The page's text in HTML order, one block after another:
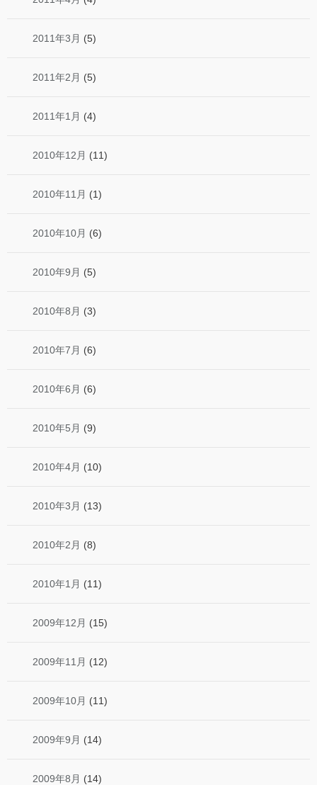
2011年3月 (5)
2011年2月 (5)
2011年1月 (4)
2010年12月 (11)
2010年11月 (1)
2010年10月 (6)
2010年9月 (5)
2010年8月 (3)
2010年7月 (6)
2010年6月 (6)
2010年5月 (9)
2010年4月 (10)
2010年3月 (13)
2010年2月 (8)
2010年1月 (11)
2009年12月 (15)
2009年11月 (12)
2009年10月 (11)
2009年9月 (14)
2009年8月 (14)